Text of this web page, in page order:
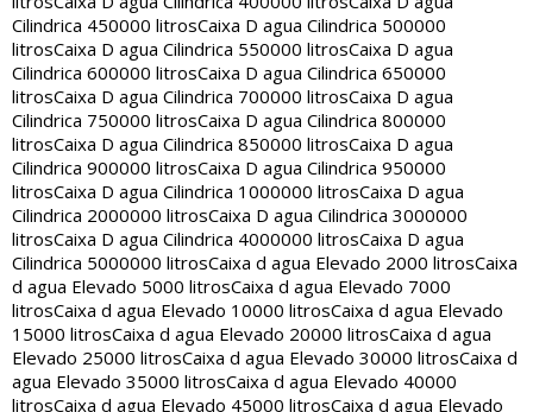
Cilindrica 450000 litrosCaixa D agua Cilindrica 500000
litrosCaixa D agua Cilindrica 550000 litrosCaixa D agua
Cilindrica 600000 litrosCaixa D agua Cilindrica 650000
litrosCaixa D agua Cilindrica 700000 litrosCaixa D agua
Cilindrica 750000 litrosCaixa D agua Cilindrica 800000
litrosCaixa D agua Cilindrica 850000 litrosCaixa D agua
Cilindrica 900000 litrosCaixa D agua Cilindrica 950000
litrosCaixa D agua Cilindrica 1000000 litrosCaixa D agua
Cilindrica 2000000 litrosCaixa D agua Cilindrica 3000000
litrosCaixa D agua Cilindrica 4000000 litrosCaixa D agua
Cilindrica 5000000 litrosCaixa d agua Elevado 2000 litrosCaixa
d agua Elevado 5000 litrosCaixa d agua Elevado 7000
litrosCaixa d agua Elevado 10000 litrosCaixa d agua Elevado
15000 litrosCaixa d agua Elevado 20000 litrosCaixa d agua
Elevado 25000 litrosCaixa d agua Elevado 30000 litrosCaixa d
agua Elevado 35000 litrosCaixa d agua Elevado 40000
litrosCaixa d agua Elevado 45000 litrosCaixa d agua Elevado